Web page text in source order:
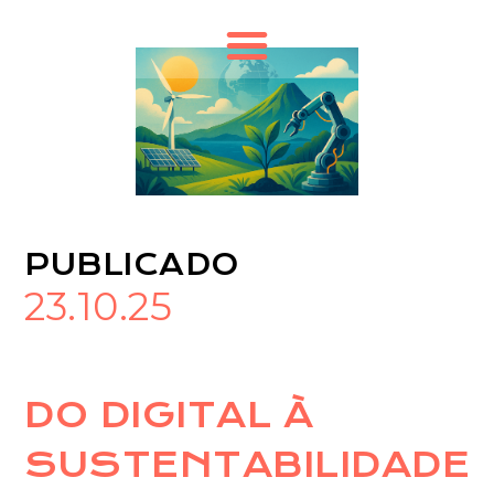
PUBLICADO
23.10.25
DO DIGITAL À
SUSTENTABILIDADE